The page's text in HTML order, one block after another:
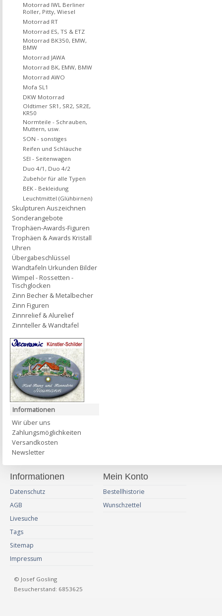
Motorrad IWL Berliner
Roller, Pitty, Wiesel
Motorrad RT
Motorrad ES, TS & ETZ
Motorrad BK350, EMW,
BMW
Motorrad JAWA
Motorrad BK, EMW, BMW
Motorrad AWO
Mofa SL1
DKW Motorrad
Oldtimer SR1, SR2, SR2E,
KR50
Normteile - Schrauben,
Muttern, usw.
SON - sonstiges
Reifen und Schläuche
SEI - Seitenwagen
Duo 4/1, Duo 4/2
Zubehör für alle Typen
BEK - Bekleidung
Leuchtmittel (Glühbirnen)
Skulpturen Auszeichnen
Sonderangebote
Trophäen-Awards-Figuren
Trophäen & Awards Kristall
Uhren
Übergabeschlüssel
Wandtafeln Urkunden Bilder
Wimpel - Rossetten -
Tischglocken
Zinn Becher & Metalbecher
Zinn Figuren
Zinnrelief & Alurelief
Zinnteller & Wandtafel
Informationen
Wir über uns
Zahlungsmöglichkeiten
Versandkosten
Newsletter
Informationen
Datenschutz
AGB
Livesuche
Tags
Sitemap
Impressum
Mein Konto
Bestellhistorie
Wunschzettel
© Josef Gosling
Besucherstand: 6853625